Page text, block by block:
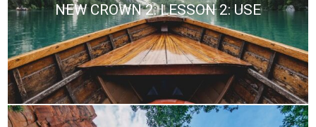
NEW CROWN 2: LESSON 2: USE